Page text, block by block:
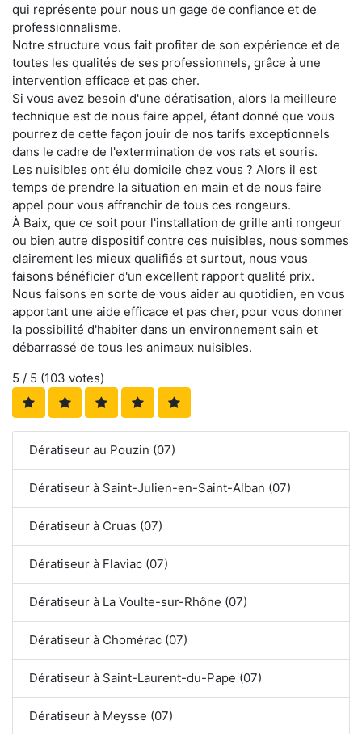
qui représente pour nous un gage de confiance et de
professionnalisme.
Notre structure vous fait profiter de son expérience et de
toutes les qualités de ses professionnels, grâce à une
intervention efficace et pas cher.
Si vous avez besoin d'une dératisation, alors la meilleure
technique est de nous faire appel, étant donné que vous
pourrez de cette façon jouir de nos tarifs exceptionnels
dans le cadre de l'extermination de vos rats et souris.
Les nuisibles ont élu domicile chez vous ? Alors il est
temps de prendre la situation en main et de nous faire
appel pour vous affranchir de tous ces rongeurs.
À Baix, que ce soit pour l'installation de grille anti rongeur
ou bien autre dispositif contre ces nuisibles, nous sommes
clairement les mieux qualifiés et surtout, nous vous
faisons bénéficier d'un excellent rapport qualité prix.
Nous faisons en sorte de vous aider au quotidien, en vous
apportant une aide efficace et pas cher, pour vous donner
la possibilité d'habiter dans un environnement sain et
débarrassé de tous les animaux nuisibles.
5 / 5 (103 votes)
Dératiseur au Pouzin (07)
Dératiseur à Saint-Julien-en-Saint-Alban (07)
Dératiseur à Cruas (07)
Dératiseur à Flaviac (07)
Dératiseur à La Voulte-sur-Rhône (07)
Dératiseur à Chomérac (07)
Dératiseur à Saint-Laurent-du-Pape (07)
Dératiseur à Meysse (07)